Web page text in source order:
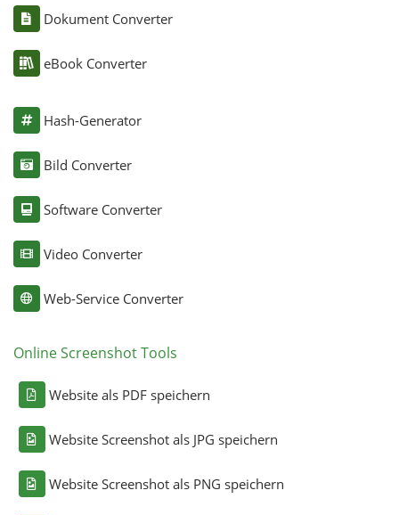
Dokument Converter
eBook Converter
Hash-Generator
Bild Converter
Software Converter
Video Converter
Web-Service Converter
Online Screenshot Tools
Website als PDF speichern
Website Screenshot als JPG speichern
Website Screenshot als PNG speichern